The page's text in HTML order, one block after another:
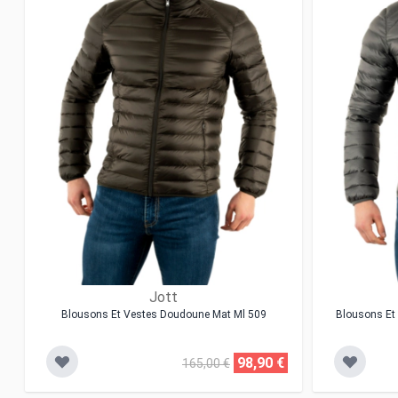
Jott
Blousons Et Vestes Doudoune Mat Ml 509
165,00 € 98,90 €
Blousons Et